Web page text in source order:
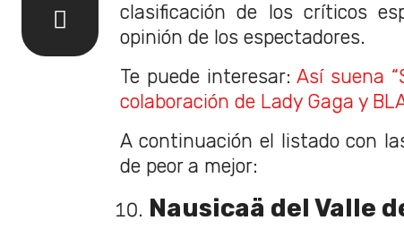
clasificación de los críticos
opinión de los espectadores.
Te puede interesar:Así suena
colaboración de Lady Gaga y
A continuación el listado con
de peor a mejor:
Nausicaä del Valle